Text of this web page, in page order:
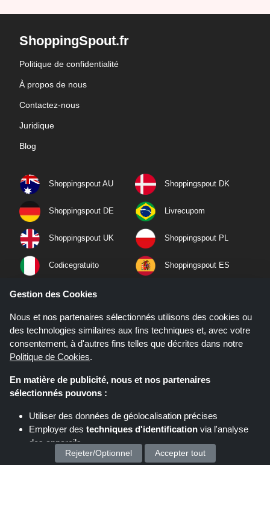
ShoppingSpout.fr
Politique de confidentialité
À propos de nous
Contactez-nous
Juridique
Blog
Shoppingspout AU Shoppingspout DK
Shoppingspout DE Livrecupom
Shoppingspout UK Shoppingspout PL
Codicegratuito Shoppingspout ES
Shoppingspout NL
Shoppingspout PT Shoppingspout NO
Gestion des Cookies
Nous et nos partenaires sélectionnés utilisons des cookies ou
des technologies similaires aux fins techniques et, avec votre
consentement, à d'autres fins telles que décrites dans notre
Politique de Cookies.
En matière de publicité, nous et nos partenaires
sélectionnés pouvons :
Utiliser des données de géolocalisation précises
Employer des techniques d'identification via l'analyse
des appareils
Stocker et/ou accéder à des informations sur un appareil
Rejeter/Optionnel Accepter tout